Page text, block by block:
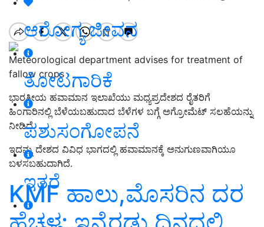
ಆರೋಗ್ಯ ಜೀವನ
ತೋಟಗಾರಿಕೆ
ಪಶುಸಂಗೋಪನೆ
ಇತರೆ
Meteorological department advises for treatment of
fallow crops
ಭಾರತೀಯ ಹವಾಮಾನ ಇಲಾಖೆಯು ಮಧ್ಯಪ್ರದೇಶದ ರೈತರಿಗೆ
ಹಿಂಗಾರಿನಲ್ಲಿ ಬೆಳೆಯಬಹುದಾದ ಬೆಳೆಗಳ ಬಗ್ಗೆ ಅಗ್ರೋಮೆಟ್‌ ಸಲಹೆಯನ್ನು
ನೀಡಿದೆ.
ಇದನ್ನು ದೇಶದ ವಿವಿಧ ಭಾಗದಲ್ಲಿ ಹವಾಮಾನಕ್ಕೆ ಅನುಗುಣವಾಗಿಯೂ
ಬಳಸಬಹುದಾಗಿದೆ.
KMF ಹಾಲು,ಮೊಸರಿನ ದರ